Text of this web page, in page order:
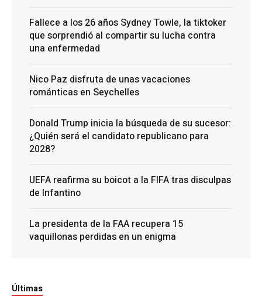
Fallece a los 26 años Sydney Towle, la tiktoker
que sorprendió al compartir su lucha contra
una enfermedad
Nico Paz disfruta de unas vacaciones
románticas en Seychelles
Donald Trump inicia la búsqueda de su sucesor:
¿Quién será el candidato republicano para
2028?
UEFA reafirma su boicot a la FIFA tras disculpas
de Infantino
La presidenta de la FAA recupera 15
vaquillonas perdidas en un enigma
Últimas